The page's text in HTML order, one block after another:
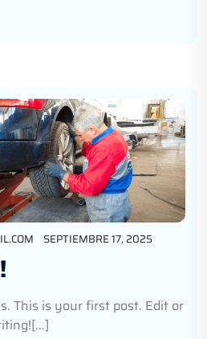
SEPTIEMBRE 17, 2025
This is your first post. Edit or